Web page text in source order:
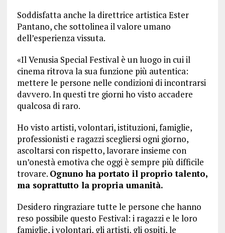
Soddisfatta anche la direttrice artistica Ester
Pantano, che sottolinea il valore umano
dell’esperienza vissuta.
«Il Venusia Special Festival è un luogo in cui il
cinema ritrova la sua funzione più autentica:
mettere le persone nelle condizioni di incontrarsi
davvero. In questi tre giorni ho visto accadere
qualcosa di raro.
Ho visto artisti, volontari, istituzioni, famiglie,
professionisti e ragazzi scegliersi ogni giorno,
ascoltarsi con rispetto, lavorare insieme con
un’onestà emotiva che oggi è sempre più difficile
trovare. Ognuno ha portato il proprio talento,
ma soprattutto la propria umanità.
Desidero ringraziare tutte le persone che hanno
reso possibile questo Festival: i ragazzi e le loro
famiglie, i volontari, gli artisti, gli ospiti, le